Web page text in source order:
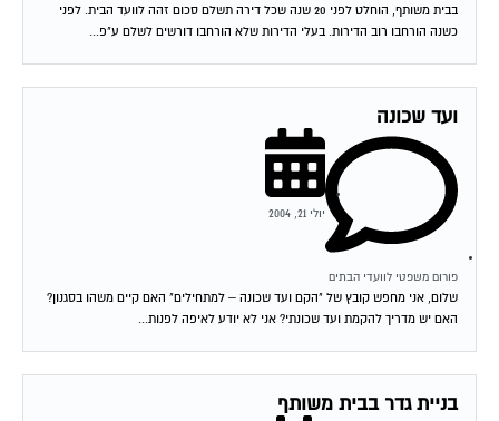
בבית משותף, הוחלט לפני 20 שנה שכל דירה תשלם סכום זהה לוועד הבית. לפני
כשנה הורחבו רוב הדירות. בעלי הדירות שלא הורחבו דורשים לשלם ע"פ...
ועד שכונה
פורום משפטי לוועדי הבתים
יולי 21, 2004
שלום, אני מחפש קובץ של "הקם ועד שכונה – למתחילים" האם קיים משהו בסגנון?
האם יש מדריך להקמת ועד שכונתי? אני לא יודע לאיפה לפנות...
בניית גדר בבית משותף